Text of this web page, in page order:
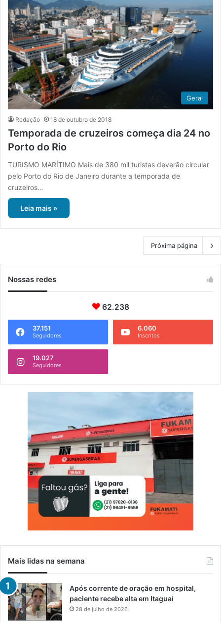
Geral
Redação 18 de outubro de 2018
Temporada de cruzeiros começa dia 24 no
Porto do Rio
TURISMO MARÍTIMO Mais de 380 mil turistas deverão circular
pelo Porto do Rio de Janeiro durante a temporada de
cruzeiros…
Leia mais »
Próxima página
Nossas redes
62.238
37.151
Seguidores
6.060
Inscritos
19.027
Seguidores
Mais lidas na semana
Após corrente de oração em hospital,
paciente recebe alta em Itaguaí
28 de julho de 2026